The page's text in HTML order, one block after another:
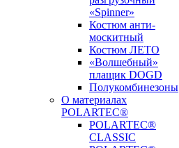
«Spinner»
Костюм анти-
москитный
Костюм ЛЕТО
«Волшебный»
плащик DOGD
Полукомбинезоны
О материалах
POLARTEC®
POLARTEC®
CLASSIC